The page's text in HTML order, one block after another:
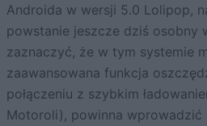
Androida w wersji 5.0 Lolipop,
powstanie jeszcze dziś osobny
zaznaczyć, że w tym systemie
zaawansowana funkcja
połączeniu z szybkim
Motoroli), powinna wprowadzić